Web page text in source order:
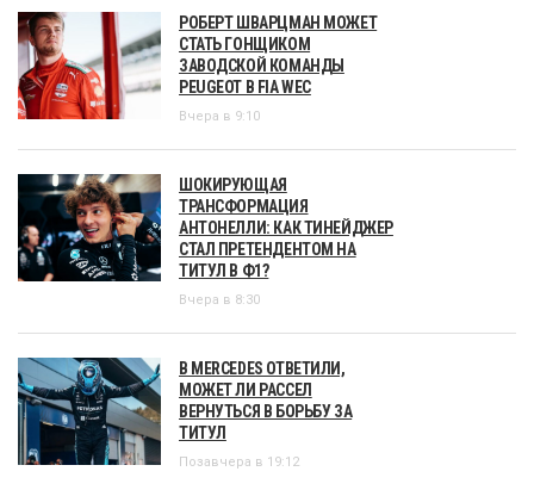
РОБЕРТ ШВАРЦМАН МОЖЕТ
СТАТЬ ГОНЩИКОМ
ЗАВОДСКОЙ КОМАНДЫ
PEUGEOT В FIA WEC
Вчера в 9:10
ШОКИРУЮЩАЯ
ТРАНСФОРМАЦИЯ
АНТОНЕЛЛИ: КАК ТИНЕЙДЖЕР
СТАЛ ПРЕТЕНДЕНТОМ НА
ТИТУЛ В Ф1?
Вчера в 8:30
В MERCEDES ОТВЕТИЛИ,
МОЖЕТ ЛИ РАССЕЛ
ВЕРНУТЬСЯ В БОРЬБУ ЗА
ТИТУЛ
Позавчера в 19:12